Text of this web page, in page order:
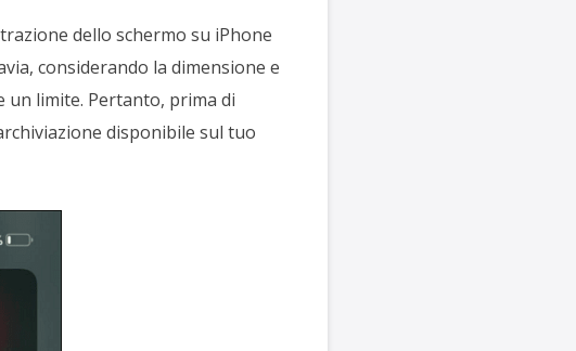
dello schermo su iPhone
considerando la dimensione e
un limite. Pertanto, prima di
disponibile sul tuo